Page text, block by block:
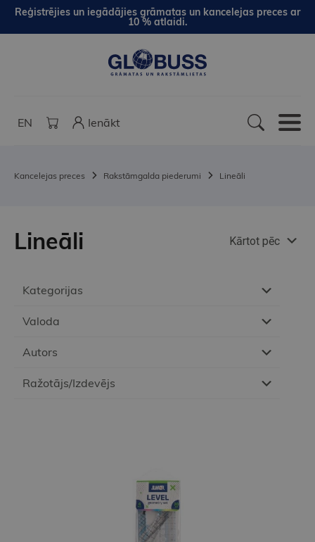
Reģistrējies un iegādājies grāmatas un kancelejas preces ar
10 % atlaidi.
EN Ienākt
Kancelejas preces Rakstāmgalda piederumi Lineāli
Kategorijas
Valoda
Autors
Ražotājs/Izdevējs
Lineāli Kārtot pēc